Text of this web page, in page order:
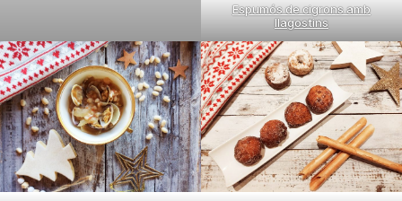
Espumós de cigrons amb
llagostins